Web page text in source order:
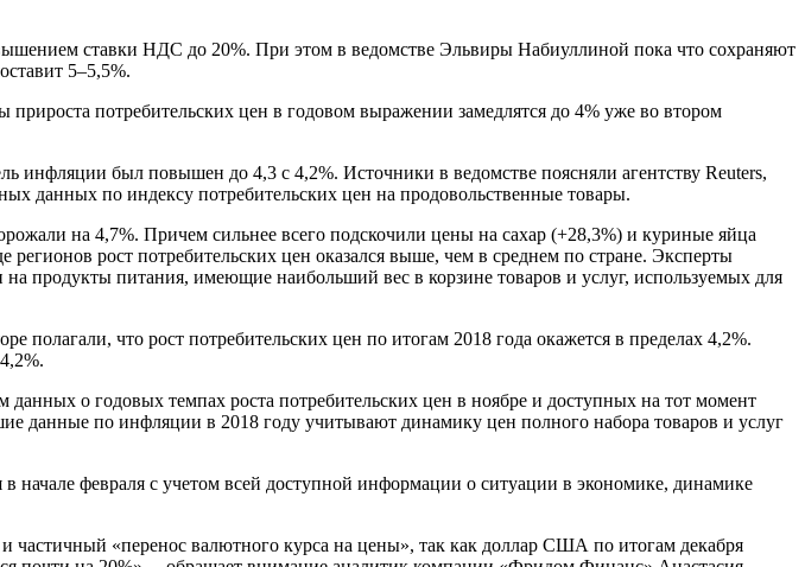
ставки НДС до 20%. При этом в ведомстве Эльвиры Набиуллиной пока что сохраняют
5–5,5%.
потребительских цен в годовом выражении замедлятся до 4% уже во втором
инфляции был повышен до 4,3 с 4,2%. Источники в ведомстве поясняли агентству Reuters,
данных по индексу потребительских цен на продовольственные товары.
на 4,7%. Причем сильнее всего подскочили цены на сахар (+28,3%) и куриные яйца
рост потребительских цен оказался выше, чем в среднем по стране. Эксперты
продукты питания, имеющие наибольший вес в корзине товаров и услуг, используемых для
что рост потребительских цен по итогам 2018 года окажется в пределах 4,2%.
о годовых темпах роста потребительских цен в ноябре и доступных на тот момент
данные по инфляции в 2018 году учитывают динамику цен полного набора товаров и услуг
начале февраля с учетом всей доступной информации о ситуации в экономике, динамике
«перенос валютного курса на цены», так как доллар США по итогам декабря